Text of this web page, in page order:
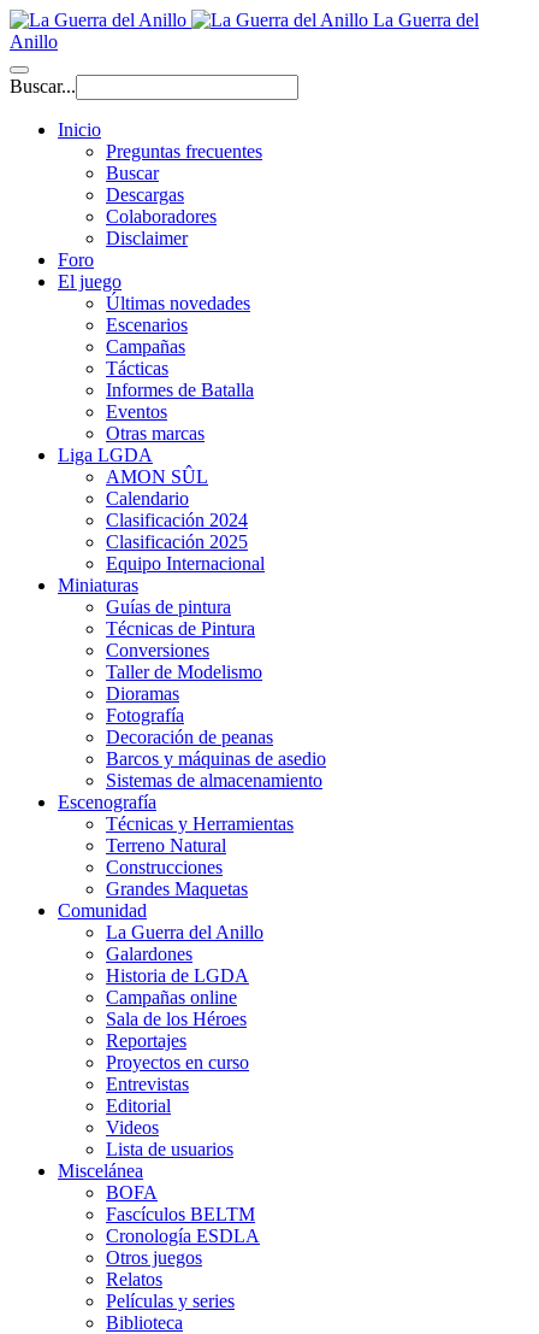
La Guerra del
Anillo
Buscar...
Inicio
Preguntas frecuentes
Buscar
Descargas
Colaboradores
Disclaimer
Foro
El juego
Últimas novedades
Escenarios
Campañas
Tácticas
Informes de Batalla
Eventos
Otras marcas
Liga LGDA
AMON SÛL
Calendario
Clasificación 2024
Clasificación 2025
Equipo Internacional
Miniaturas
Guías de pintura
Técnicas de Pintura
Conversiones
Taller de Modelismo
Dioramas
Fotografía
Decoración de peanas
Barcos y máquinas de asedio
Sistemas de almacenamiento
Escenografía
Técnicas y Herramientas
Terreno Natural
Construcciones
Grandes Maquetas
Comunidad
La Guerra del Anillo
Galardones
Historia de LGDA
Campañas online
Sala de los Héroes
Reportajes
Proyectos en curso
Entrevistas
Editorial
Videos
Lista de usuarios
Miscelánea
BOFA
Fascículos BELTM
Cronología ESDLA
Otros juegos
Relatos
Películas y series
Biblioteca